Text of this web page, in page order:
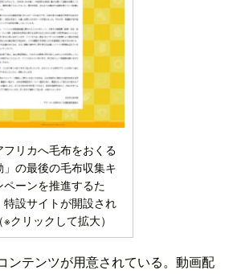
フリカへ毛布をおくる
」の最後の毛布収集キ
ペーンを推進するた
特設サイトが開設され
※クリックして拡大）
ンテンツが用意されている。動画配